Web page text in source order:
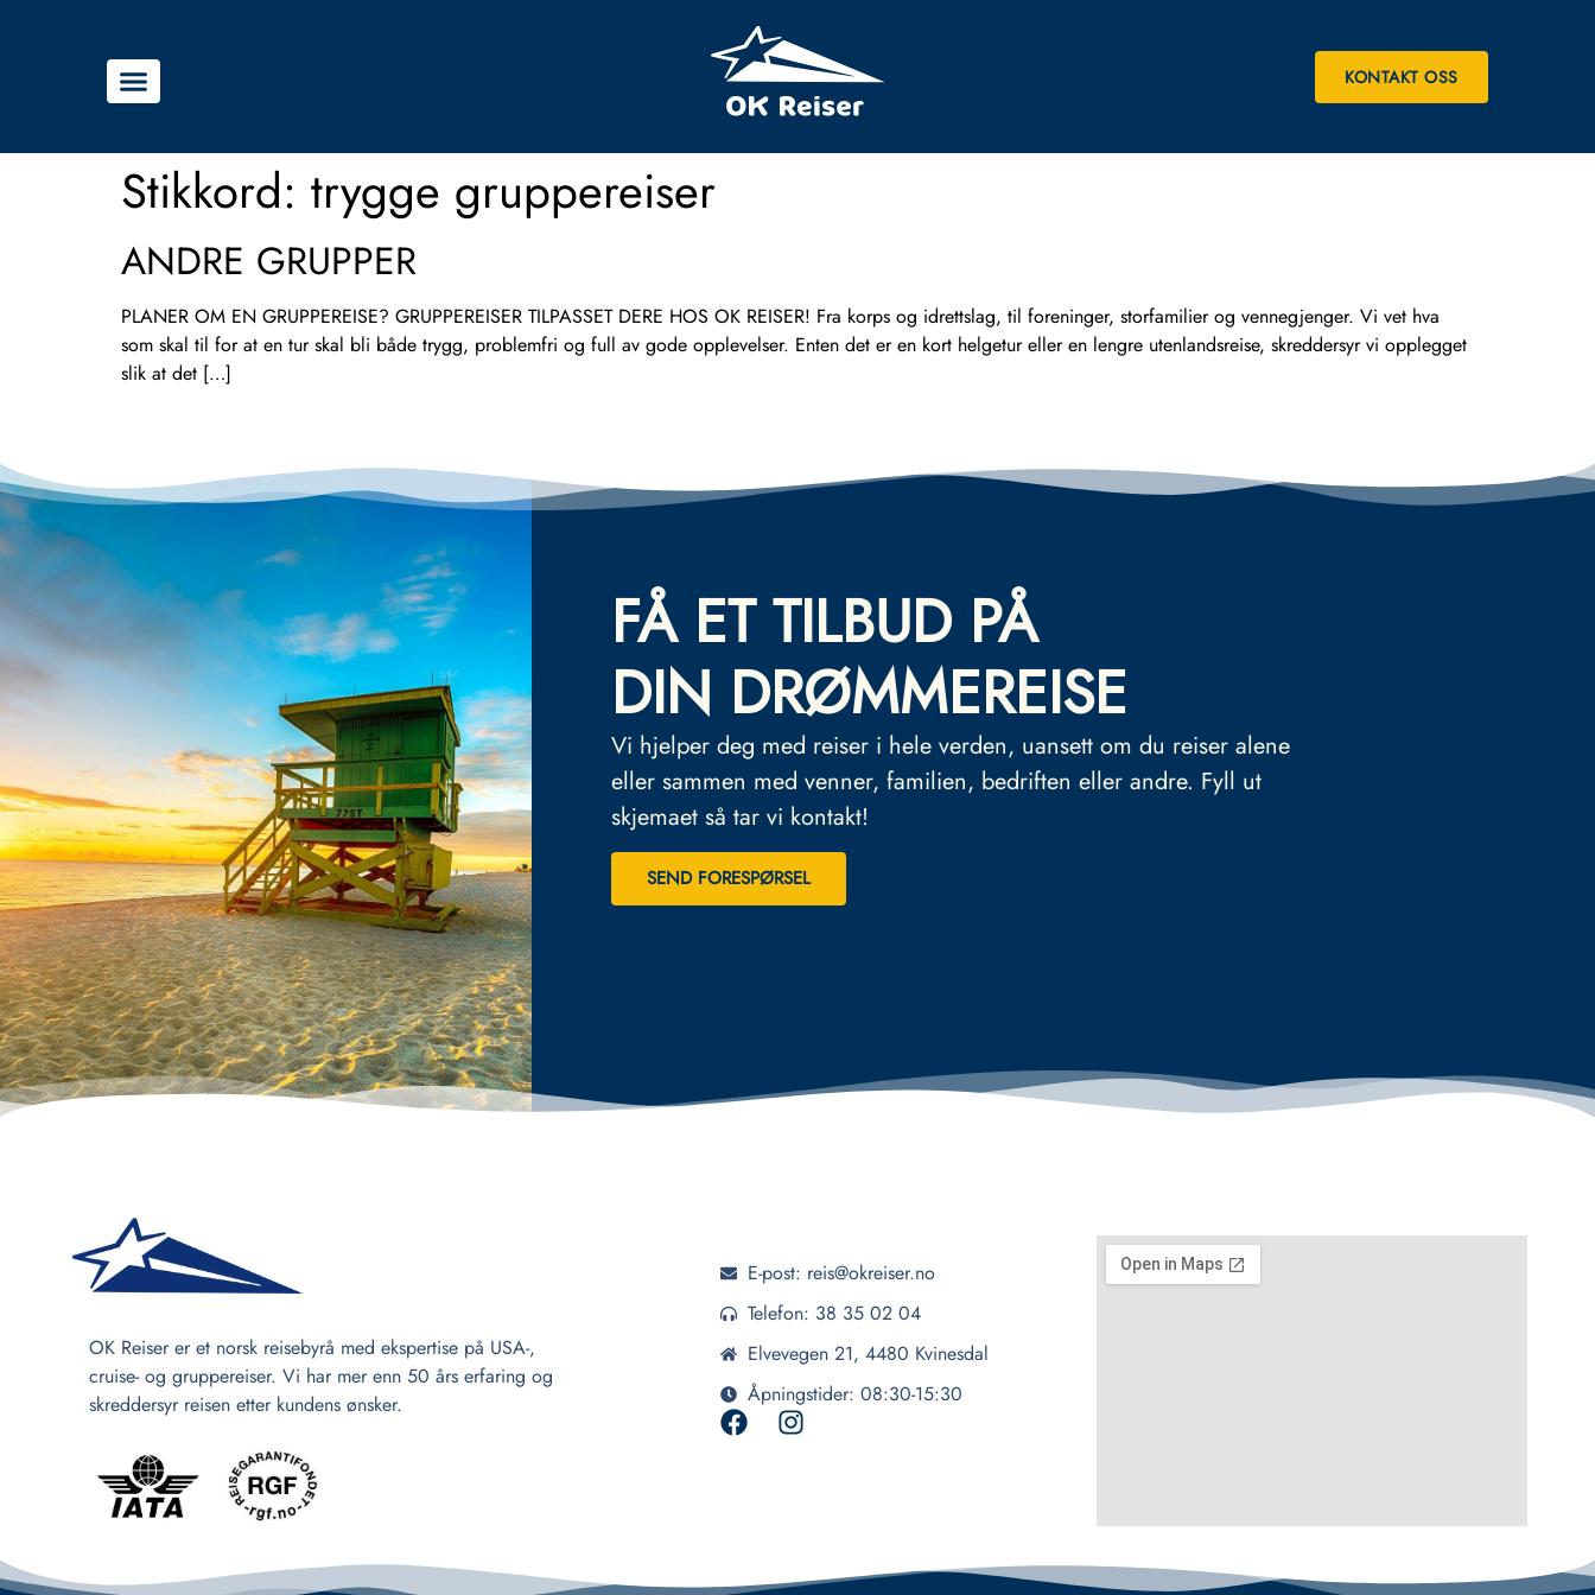
KONTAKT OSS
Stikkord: trygge gruppereiser
ANDRE GRUPPER
PLANER OM EN GRUPPEREISE? GRUPPEREISER TILPASSET DERE HOS OK REISER! Fra korps og idrettslag, til foreninger, storfamilier og vennegjenger. Vi vet hva
som skal til for at en tur skal bli både trygg, problemfri og full av gode opplevelser. Enten det er en kort helgetur eller en lengre utenlandsreise, skreddersyr vi opplegget
slik at det […]
FÅ ET TILBUD PÅ
DIN DRØMMEREISE
Vi hjelper deg med reiser i hele verden, uansett om du reiser alene
eller sammen med venner, familien, bedriften eller andre. Fyll ut
skjemaet så tar vi kontakt!
SEND FORESPØRSEL
OK Reiser er et norsk reisebyrå med ekspertise på USA-,
cruise- og gruppereiser. Vi har mer enn 50 års erfaring og
skreddersyr reisen etter kundens ønsker.
E-post: reis@okreiser.no
Telefon: 38 35 02 04
Elvevegen 21, 4480 Kvinesdal
Åpningstider: 08:30-15:30